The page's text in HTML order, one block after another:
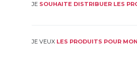
JE SOUHAITE DISTRIBUER LES
JE VEUX LES PRODUITS POUR